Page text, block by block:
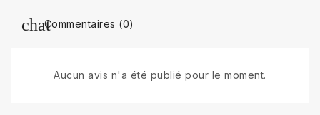
Commentaires (0)
Aucun avis n'a été publié pour le moment.